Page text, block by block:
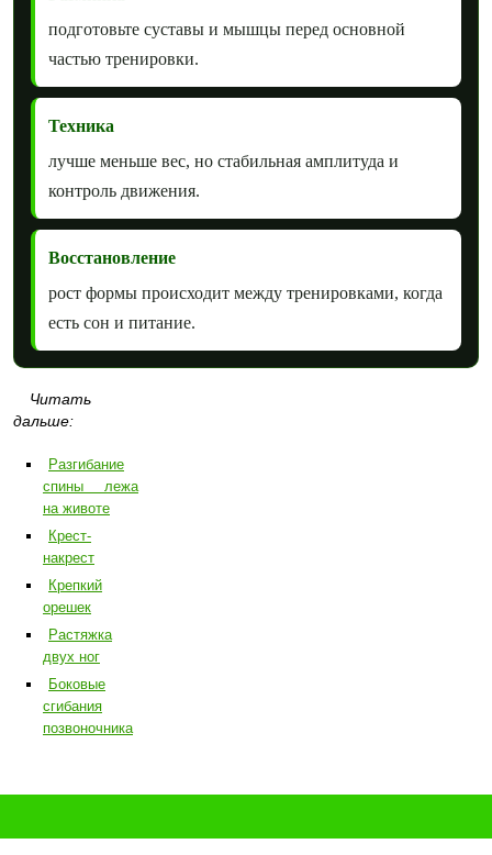
подготовьте суставы и мышцы перед основной
частью тренировки.
Техника
лучше меньше вес, но стабильная амплитуда и
контроль движения.
Восстановление
рост формы происходит между тренировками, когда
есть сон и питание.
Читать
дальше:
Разгибание
спины лежа
на животе
Крест-
накрест
Крепкий
орешек
Растяжка
двух ног
Боковые
сгибания
позвоночника